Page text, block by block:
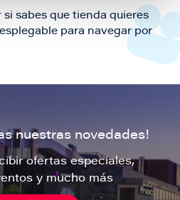
sabes que tienda quieres
para navegar por
nuestras novedades!
ofertas especiales,
y mucho más